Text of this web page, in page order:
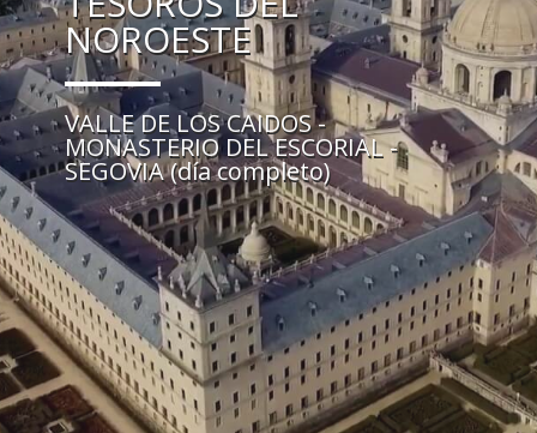
NOROESTE
VALLE DE LOS CAIDOS -
MONASTERIO DEL ESCORIAL -
SEGOVIA (día completo)